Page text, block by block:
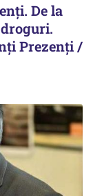
De la
Prezenți /